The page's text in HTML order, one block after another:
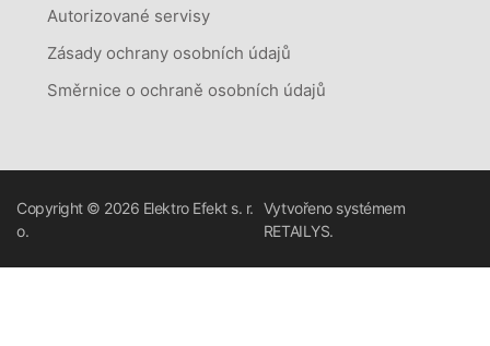
Autorizované servisy
Zásady ochrany osobních údajů
Směrnice o ochraně osobních údajů
Copyright © 2026 Elektro Efekt s. r.
o.
Vytvořeno systémem
RETAILYS.